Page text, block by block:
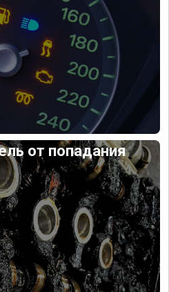
от попадания